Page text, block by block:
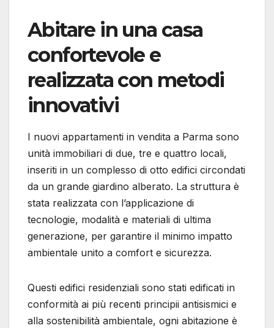
Abitare in una casa
confortevole e
realizzata con metodi
innovativi
I nuovi appartamenti in vendita a Parma sono
unità immobiliari di due, tre e quattro locali,
inseriti in un complesso di otto edifici circondati
da un grande giardino alberato. La struttura è
stata realizzata con l’applicazione di
tecnologie, modalità e materiali di ultima
generazione, per garantire il minimo impatto
ambientale unito a comfort e sicurezza.
Questi edifici residenziali sono stati edificati in
conformità ai più recenti principii antisismici e
alla sostenibilità ambientale, ogni abitazione è